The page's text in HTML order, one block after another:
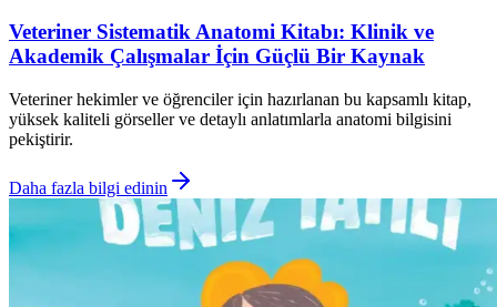
Veteriner Sistematik Anatomi Kitabı: Klinik ve
Akademik Çalışmalar İçin Güçlü Bir Kaynak
Veteriner hekimler ve öğrenciler için hazırlanan bu kapsamlı kitap,
yüksek kaliteli görseller ve detaylı anlatımlarla anatomi bilgisini
pekiştirir.
Daha fazla bilgi edinin